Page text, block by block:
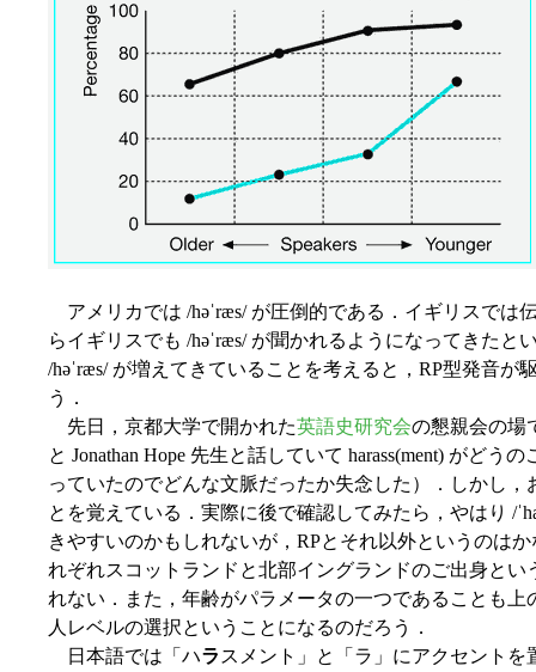
アメリカでは /həˈræs/ が圧倒的である．イギリスでは
らイギリスでも /həˈræs/ が聞かれるようになってきた
/həˈræs/ が増えてきていることを考えると，RP型発音
う．
先日，京都大学で開かれた英語史研究会の懇親会の場
と Jonathan Hope 先生と話していて harass(ment) がどう
っていたのでどんな文脈だったか失念した）．しかし，
とを覚えている．実際に後で確認してみたら，やはり /
きやすいのかもしれないが，RPとそれ以外というのは
れぞれスコットランドと北部イングランドのご出身と
れない．また，年齢がパラメータの一つであることも
人レベルの選択ということになるのだろう．
日本語では「ハラ スメント」と「ラ」にアクセント